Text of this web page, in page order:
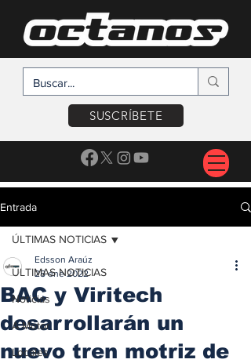
SUSCRÍBETE
Entrada
ÚLTIMAS NOTICIAS
Noticias
A Motor
Locales
ÚLTIMAS NOTICIAS
BAC y Viritech
desarrollarán un
nuevo tren motriz de
Edsson Araúz
28 ene 2022